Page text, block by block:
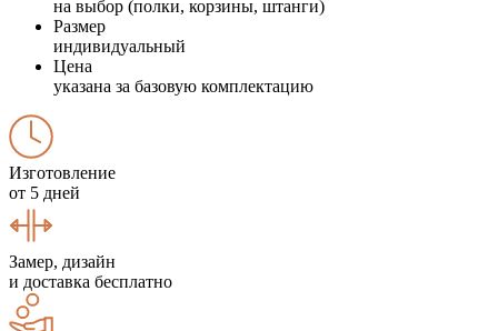
на выбор (полки, корзины, штанги)
Размер
индивидуальный
Цена
указана за базовую комплектацию
Изготовление
от 5 дней
Замер, дизайн
и доставка бесплатно